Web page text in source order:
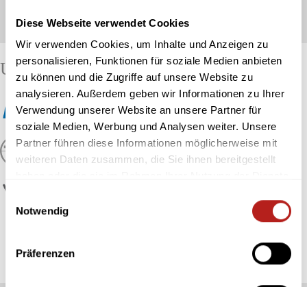
Diese Webseite verwendet Cookies
Wir verwenden Cookies, um Inhalte und Anzeigen zu
personalisieren, Funktionen für soziale Medien anbieten
zu können und die Zugriffe auf unsere Website zu
analysieren. Außerdem geben wir Informationen zu Ihrer
Verwendung unserer Website an unsere Partner für
soziale Medien, Werbung und Analysen weiter. Unsere
Partner führen diese Informationen möglicherweise mit
weiteren Daten zusammen, die Sie ihnen bereitgestellt
Cookies, wenn Sie unsere Webseite weiterhin nutzen.
Notwendig
Präferenzen
Unsere Marken